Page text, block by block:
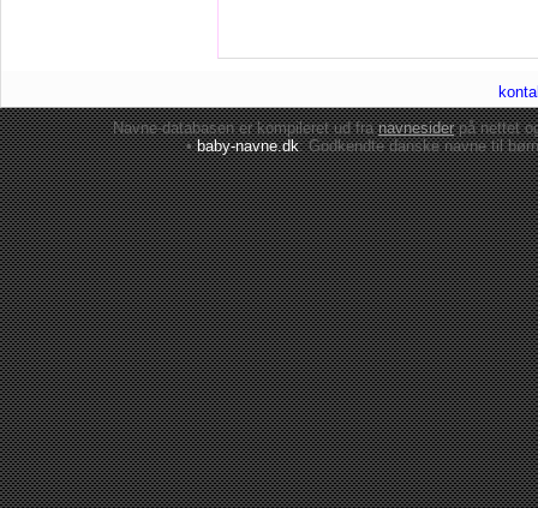
Navne-databasen er kompileret ud franavnesiderpå nettet
•baby-navne.dk: Godkendte danskenavne til børn